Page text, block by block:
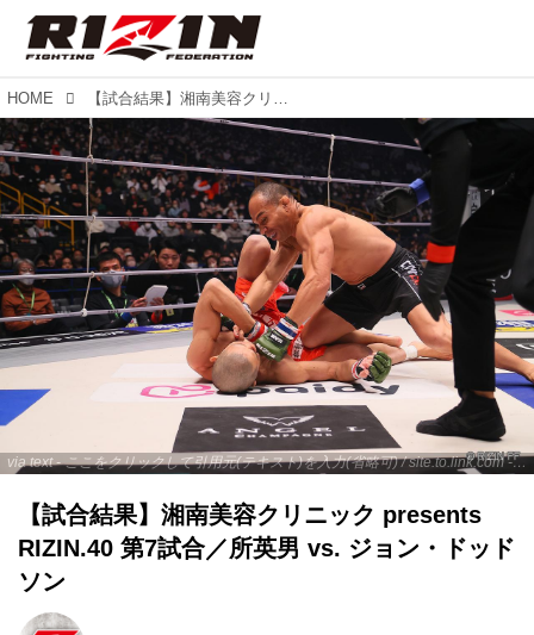
HOME 【試合結果】湘南美容クリニック presents RIZIN.40 第7試合／所英男 vs. ジョン・ドッドソン
via text - ここをクリックして引用元(テキスト)を入力(省略可) / site.to.link.com - ここをクリックして引用元を入力(省略可)
【試合結果】湘南美容クリニック presents
RIZIN.40 第7試合／所英男 vs. ジョン・ドッド
ソン